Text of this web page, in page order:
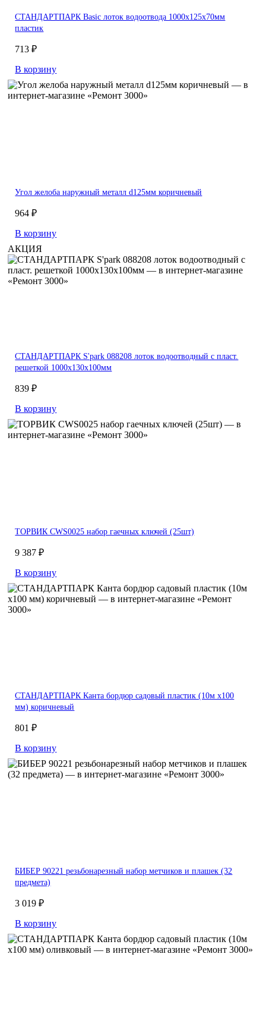
СТАНДАРТПАРК Basic лоток водоотвода 1000х125х70мм
пластик
713 ₽
В корзину
Угол желоба наружный металл d125мм коричневый
964 ₽
В корзину
АКЦИЯ
СТАНДАРТПАРК S'park 088208 лоток водоотводный с пласт.
решеткой 1000х130х100мм
839 ₽
В корзину
ТОРВИК CWS0025 набор гаечных ключей (25шт)
9 387 ₽
В корзину
СТАНДАРТПАРК Канта бордюр садовый пластик (10м х100
мм) коричневый
801 ₽
В корзину
БИБЕР 90221 резьбонарезный набор метчиков и плашек (32
предмета)
3 019 ₽
В корзину